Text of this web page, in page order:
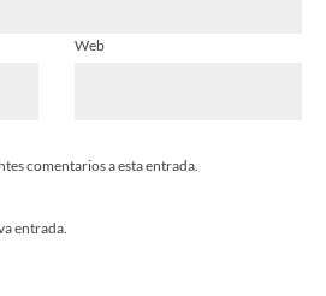
Web
comentarios a esta entrada.
entrada.